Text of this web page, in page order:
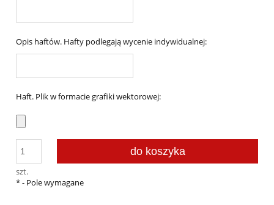
Opis haftów. Hafty podlegają wycenie indywidualnej:
Haft. Plik w formacie grafiki wektorowej:
szt.
do koszyka
*- Pole wymagane